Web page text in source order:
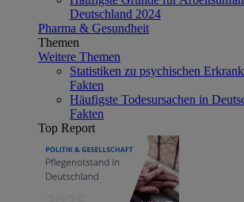
Deutschland 2024
Pharma & Gesundheit
Themen
Weitere Themen
Statistiken zu psychischen
Fakten
Häufigste Todesursachen in
Fakten
Top Report